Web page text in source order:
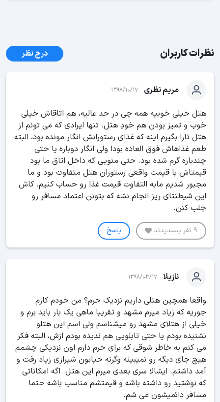
نظرات کاربران درج نظر
مریم نظری 1398/10/17
هتل خیلی خوبیه همه چی در حد عالیه، هم اتاقاش خیلی
خوب و تمیز بودن هم خودِ هتل. تنها ایرادی که می تونم از
هتل تارا بگیرم اینه که غذای رستورانش انگار مونده بود، البته
طعم غذاهاش فوق العاده بودا ولی انگار دوباره یا حتی
چندباره گرم شده بود. حتی منویی که داخل اتاق ما بود
قیمتاش با قیمت واقعی رستوران هتل متفاوت بود و ما
مجبور شدیم مابه التفاوت قیمت غذا رو حساب کنیم. کاش
این شیطنتای ریز انجام نشه که بتونن اعتماد مسافر رو
جلب کنن.
9 نفر پسندیدند پاسخ
نازیلا 1398/03/17
واقعا همچین هتلی داریم نزدیک حرم؟ من خودم کارم
جوریه که زیاد میرم مشهد و تقریبا ماهی یک بار باید برم و
خیلی از هتلای مشهد رو میشناسم ولی اسم این هتلو
نشنیده بودم یا حتی تابلویی هم ندیده بودم ازش، البته فکر
می کنم به خاطر شوقی که برای حرم دارم اون نزدیکی چشمم
هیچ جای دیگه رو نمیبینه وگرنه خیابون شیرازی زیاد رفت و
آمد داشتم. ایشالا سری بعدی میرم این هتل. اگه امکاناتی
که نوشتید رو داشته باشه و قیمتشم مناسب باشه حتما
مسافر دائمیشون می شم.